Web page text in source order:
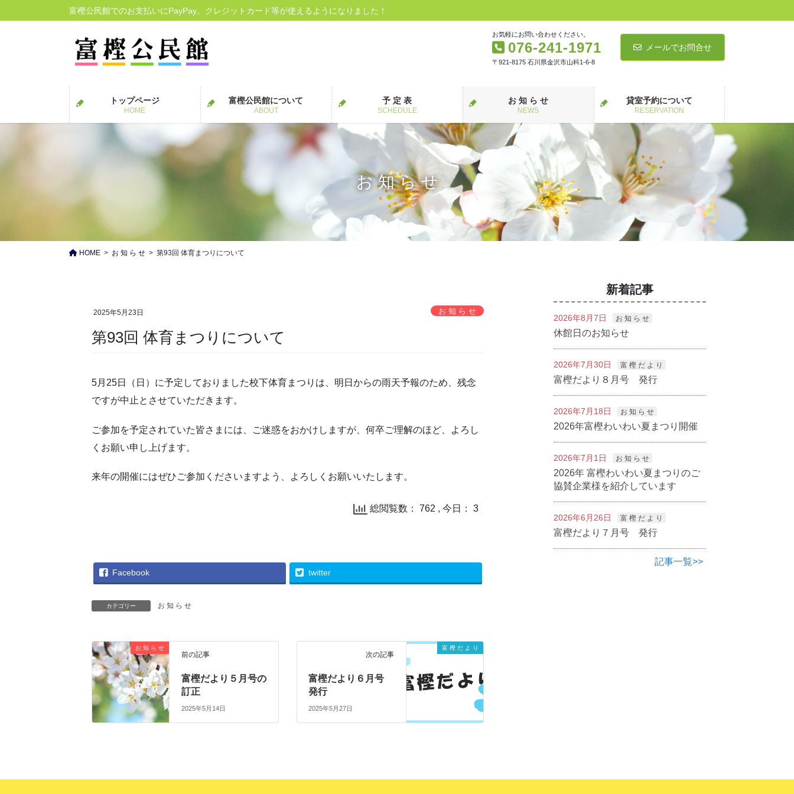
ン
ビ
富樫公民館でのお支払いにPayPay、クレジットカード等が使えるようになりました！
お気軽にお問い合わせください。
076-241-1971
〒921-8175 石川県金沢市山科1-6-8
メールでお問合せ
トップページ
HOME
富樫公民館について
ABOUT
予 定 表
SCHEDULE
お 知 ら せ
NEWS
貸室予約について
RESERVATION
お 知 ら せ
HOME お 知 ら せ 第93回 体育まつりについて
2025年5月23日 お 知 ら せ
第93回 体育まつりについて
5月25日（日）に予定しておりました校下体育まつりは、明日からの雨天予報のため、残念
ですが中止とさせていただきます。
ご参加を予定されていた皆さまには、ご迷惑をおかけしますが、何卒ご理解のほど、よろし
くお願い申し上げます。
来年の開催にはぜひご参加くださいますよう、よろしくお願いいたします。
総閲覧数： 762 , 今日： 3
Facebook twitter
カテゴリー お 知 ら せ
お 知 ら せ
前の記事
富樫だより５月号の
訂正
2025年5月14日
富 樫 だ よ り
次の記事
富樫だより６月号
発行
2025年5月27日
新着記事
2026年8月7日 お 知 ら せ
休館日のお知らせ
2026年7月30日 富 樫 だ よ り
富樫だより８月号 発行
2026年7月18日 お 知 ら せ
2026年富樫わいわい夏まつり開催
2026年7月1日 お 知 ら せ
2026年 富樫わいわい夏まつりのご
協賛企業様を紹介しています
2026年6月26日 富 樫 だ よ り
富樫だより７月号 発行
記事一覧>>